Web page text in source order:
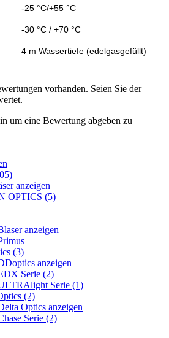
-25 °C/+55 °C
-30 °C / +70 °C
4 m Wassertiefe (edelgasgefüllt)
vorhanden. Seien Sie der
um eine Bewertung abgeben zu
anzeigen
OPTICS (5)
anzeigen
(3)
anzeigen
Serie (2)
Serie (1)
(2)
Optics anzeigen
Serie (2)